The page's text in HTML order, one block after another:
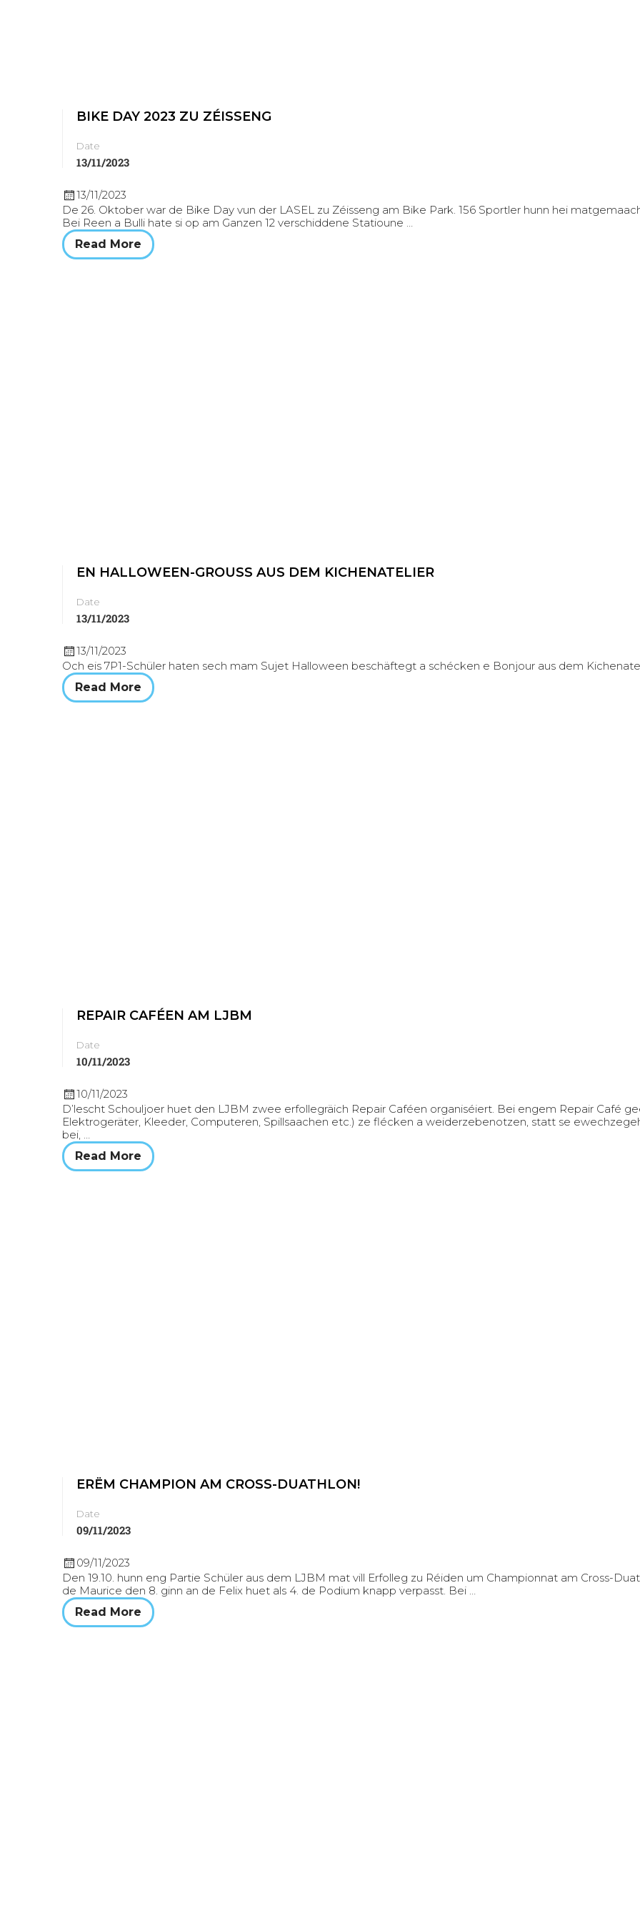
BIKE DAY 2023 ZU ZÉISSENG
Date
13/11/2023
13/11/2023
De 26. Oktober war de Bike Day vun der LASEL zu Zéisseng am Bike Park. 156 Sportler hunn hei
Bei Reen a Bulli hate si op am Ganzen 12 verschiddene Statioune …
Read More
EN HALLOWEEN-GROUSS AUS DEM KICHENATELIER
Date
13/11/2023
13/11/2023
Och eis 7P1-Schüler haten sech mam Sujet Halloween beschäftegt a schécken e Bonjour aus dem
Read More
REPAIR CAFÉEN AM LJBM
Date
10/11/2023
10/11/2023
D’lescht Schouljoer huet den LJBM zwee erfollegräich Repair Caféen organiséiert. Bei engem Repair Café
Elektrogeräter, Kleeder, Computeren, Spillsaachen etc.) ze flécken a weiderzebenotzen, statt se
bei, …
Read More
ERËM CHAMPION AM CROSS-DUATHLON!
Date
09/11/2023
09/11/2023
Den 19.10. hunn eng Partie Schüler aus dem LJBM mat vill Erfolleg zu Réiden um Championnat am Cross-
de Maurice den 8. ginn an de Felix huet als 4. de Podium knapp verpasst. Bei …
Read More